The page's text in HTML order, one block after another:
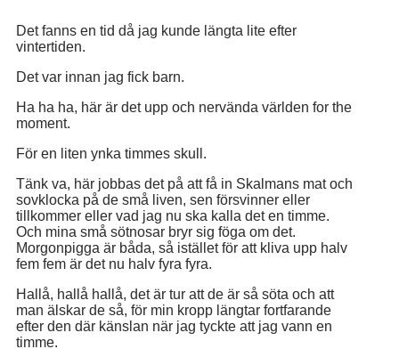
Det fanns en tid då jag kunde längta lite efter
vintertiden.
Det var innan jag fick barn.
Ha ha ha, här är det upp och nervända världen for the
moment.
För en liten ynka timmes skull.
Tänk va, här jobbas det på att få in Skalmans mat och
sovklocka på de små liven, sen försvinner eller
tillkommer eller vad jag nu ska kalla det en timme.
Och mina små sötnosar bryr sig föga om det.
Morgonpigga är båda, så istället för att kliva upp halv
fem fem är det nu halv fyra fyra.
Hallå, hallå hallå, det är tur att de är så söta och att
man älskar de så, för min kropp längtar fortfarande
efter den där känslan när jag tyckte att jag vann en
timme.